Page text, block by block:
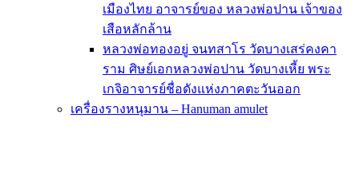
เมืองไทย อาจารย์ของ หลวงพ่อปาน เจ้าของ
เสือหลักล้าน
หลวงพ่อทองอยู่ จนทสาโร วัดบางเสร่คงคา
ราม ศิษย์เอกหลวงพ่อปาน วัดบางเหี้ย พระ
เกจิอาจารย์ชื่อดังแห่งภาคตะวันออก
เครื่องรางหนุมาน – Hanuman amulet